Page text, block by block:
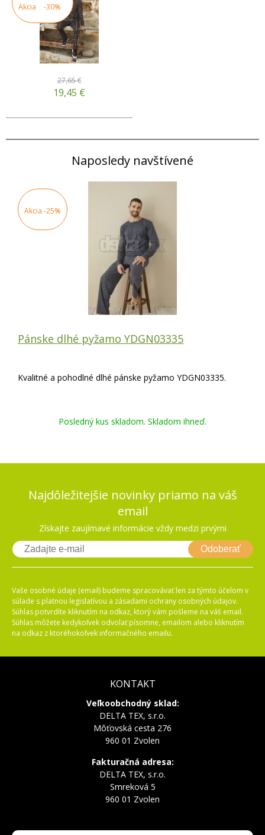
Akcia -30%
27,65 €
19,45 €
Naposledy navštívené
Akcia -25%
Pánske dlhé pyžamo YDGN03335
Kvalitné a pohodlné dlhé pánske pyžamo YDGN03335.
Posledný kus skladom. Skladom ihneď.
Najdôležitejšie novinky priamo na váš
email
Získajte zaujímavé informácie vždy medzi prvými
Odoberať
Vaše osobné údaje (email) budeme spracovávať len za týmto účelom v
súlade s platnou legislatívou a zásadami ochrany osobných údajov.
Súhlas potvrdíte kliknutím na odkaz, ktorý vám pošleme na váš email.
Súhlas môžete kedykoľvek odvolať písomne, emailom alebo kliknutím
na odkaz z ktoréhokoľvek informačného emailu.
KONTAKT
Veľkoobchodný sklad:
DELTA TEX, s.r.o.
Môťovská cesta 276
960 01 Zvolen
Fakturačná adresa:
DELTA TEX, s.r.o.
Smreková 5
960 01 Zvolen